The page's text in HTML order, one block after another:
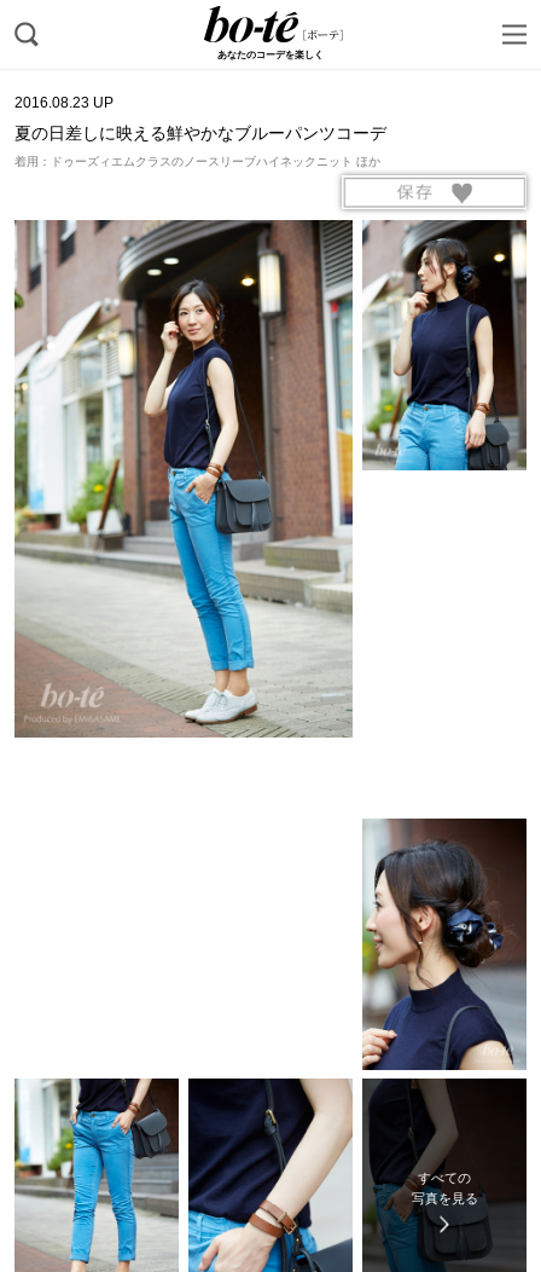
あなたのコーデを楽しく
2016.08.23 UP
夏の日差しに映える鮮やかなブルーパンツコーデ
着用：ドゥーズィエムクラスのノースリーブハイネックニット ほか
すべての
写真を見る